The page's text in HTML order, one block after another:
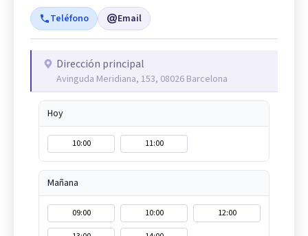
Teléfono Email
Dirección principal
Avinguda Meridiana, 153, 08026 Barcelona
Hoy
10:00 11:00
Mañana
09:00 10:00
12:00